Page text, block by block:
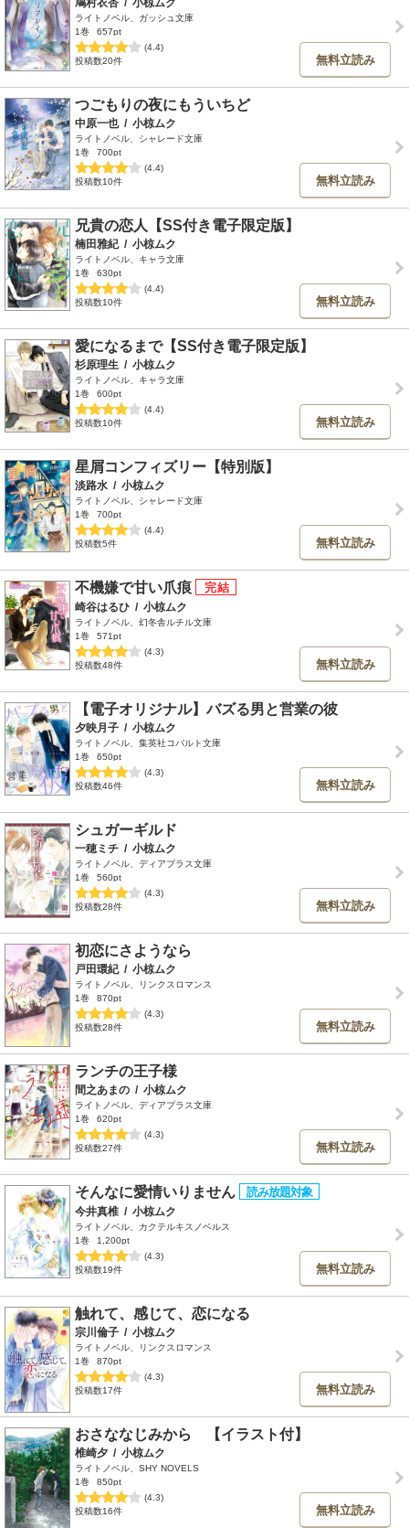
鳩村衣杏 / 小椋ムク
ライトノベル、ガッシュ文庫
1巻
657pt
(4.4)
投稿数20件
無料立読み
つごもりの夜にもういちど
中原一也 / 小椋ムク
ライトノベル、シャレード文庫
1巻
700pt
(4.4)
投稿数10件
無料立読み
兄貴の恋人【SS付き電子限定版】
楠田雅紀 / 小椋ムク
ライトノベル、キャラ文庫
1巻
630pt
(4.4)
投稿数10件
無料立読み
愛になるまで【SS付き電子限定版】
杉原理生 / 小椋ムク
ライトノベル、キャラ文庫
1巻
600pt
(4.4)
投稿数10件
無料立読み
星屑コンフィズリー【特別版】
淡路水 / 小椋ムク
ライトノベル、シャレード文庫
1巻
700pt
(4.4)
投稿数5件
無料立読み
不機嫌で甘い爪痕
崎谷はるひ / 小椋ムク
ライトノベル、幻冬舎ルチル文庫
1巻
571pt
(4.3)
投稿数48件
無料立読み
【電子オリジナル】バズる男と営業の彼
夕映月子 / 小椋ムク
ライトノベル、集英社コバルト文庫
1巻
650pt
(4.3)
投稿数46件
無料立読み
シュガーギルド
一穂ミチ / 小椋ムク
ライトノベル、ディアプラス文庫
1巻
560pt
(4.3)
投稿数28件
無料立読み
初恋にさようなら
戸田環紀 / 小椋ムク
ライトノベル、リンクスロマンス
1巻
870pt
(4.3)
投稿数28件
無料立読み
ランチの王子様
間之あまの / 小椋ムク
ライトノベル、ディアプラス文庫
1巻
620pt
(4.3)
投稿数27件
無料立読み
そんなに愛情いりません
今井真椎 / 小椋ムク
ライトノベル、カクテルキスノベルス
1巻
1,200pt
(4.3)
投稿数19件
無料立読み
触れて、感じて、恋になる
宗川倫子 / 小椋ムク
ライトノベル、リンクスロマンス
1巻
870pt
(4.3)
投稿数17件
無料立読み
おさななじみから 【イラスト付】
椎崎夕 / 小椋ムク
ライトノベル、SHY NOVELS
1巻
850pt
(4.3)
投稿数16件
無料立読み